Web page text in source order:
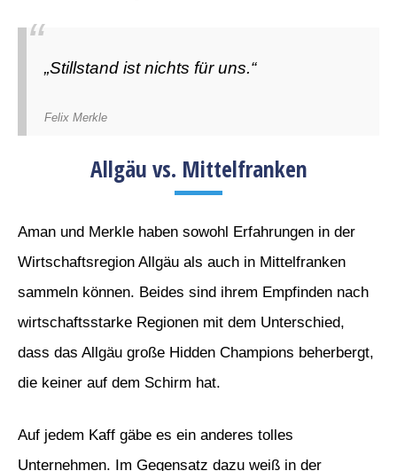
„Stillstand ist nichts für uns.“
Felix Merkle
Allgäu vs. Mittelfranken
Aman und Merkle haben sowohl Erfahrungen in der
Wirtschaftsregion Allgäu als auch in Mittelfranken
sammeln können. Beides sind ihrem Empfinden nach
wirtschaftsstarke Regionen mit dem Unterschied,
dass das Allgäu große Hidden Champions beherbergt,
die keiner auf dem Schirm hat.
Auf jedem Kaff gäbe es ein anderes tolles
Unternehmen. Im Gegensatz dazu weiß in der